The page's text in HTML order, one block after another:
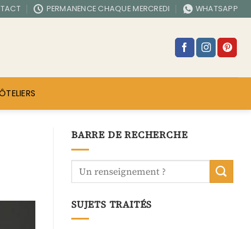
PERMANENCE CHAQUE MERCREDI WHATSAPP
BARRE DE RECHERCHE
SUJETS TRAITÉS